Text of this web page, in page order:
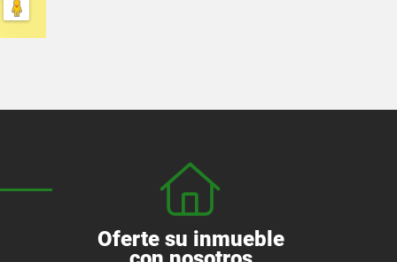
Oferte su inmueble